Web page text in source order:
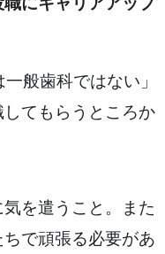
般歯科ではない」
てもらうところか
を遣うこと。また
で頑張る必要があ